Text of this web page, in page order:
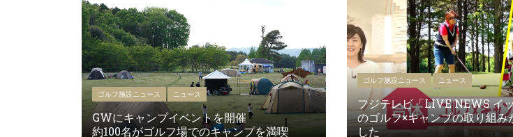
ゴルフ施設ニュース ニュース
GWにキャンプイベントを開催
約100名がゴルフ場でのキャンプを満喫
ゴルフ施設ニュース ニュース
フジテレビ「LIVE NEWS イ
のゴルフ×キャンプの取り組み
した